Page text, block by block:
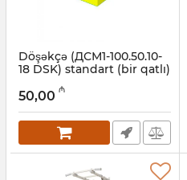
Döşəkçə (ДСМ1-100.50.10-
18 DSK) standart (bir qatlı)
Artikul: 001002079
50,00 ₼